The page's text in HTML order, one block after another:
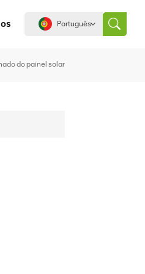
Português
do painel solar